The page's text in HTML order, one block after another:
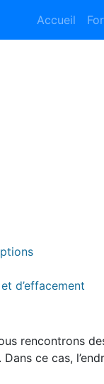
Accueil
d’effacement
rencontrons
ce cas,